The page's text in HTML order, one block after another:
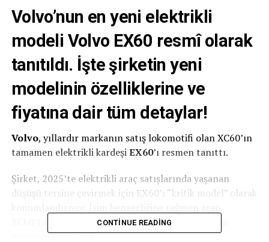
Volvo’nun en yeni elektrikli
modeli Volvo EX60 resmî olarak
tanıtıldı. İşte şirketin yeni
modelinin özelliklerine ve
fiyatına dair tüm detaylar!
Volvo, yıllardır markanın satış lokomotifi olan XC60’ın
tamamen elektrikli kardeşiEX60’ı resmen tanıttı.
Şirket, 2025’te elektrikli araç satışlarında yaşanan
düşüşü tersine çevirmek için EX60’ı “kritik model” olarak
XC60’tan farklı olarak SPA3 adlı yeni bir platform
üzerinde yükseliyor.
CONTINUE READING